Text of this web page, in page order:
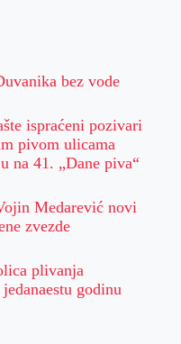
bez vode
ispraćeni pozivari
pivom ulicama
na 41. „Dane piva“
Medarević novi
zvezde
plivanja
godinu